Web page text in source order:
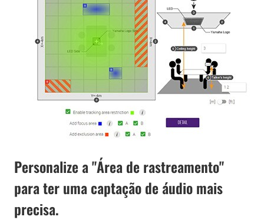
Personalize a "Área de rastreamento"
para ter uma captação de áudio mais
precisa.